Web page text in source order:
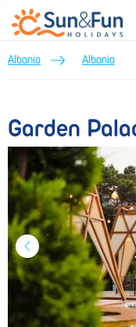
Albania Albania
Garden
Garden Palace (Lato 2026)